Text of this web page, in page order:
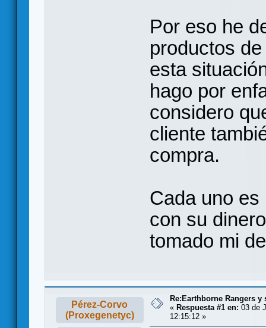
Por eso he
productos
esta
hago por
considero
cliente
compra.
Cada uno es
con su
tomado mi
Pérez-Corvo
(Proxegenetyc)
Re:Earthborne Rangers y
« Respuesta #1 en: 03 de
12:15:12 »